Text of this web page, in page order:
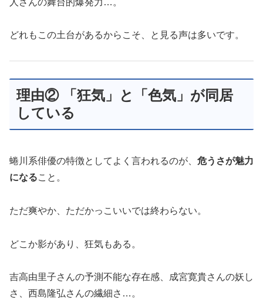
どれもこの土台があるからこそ、と見る声は多いです。
理由② 「狂気」と「色気」が同居
している
蜷川系俳優の特徴としてよく言われるのが、 危うさが魅力
になること。
ただ爽やか、ただかっこいいでは終わらない。
どこか影があり、狂気もある。
吉高由里子さんの予測不能な存在感、成宮寛貴さんの妖し
さ、西島隆弘さんの繊細さ…。